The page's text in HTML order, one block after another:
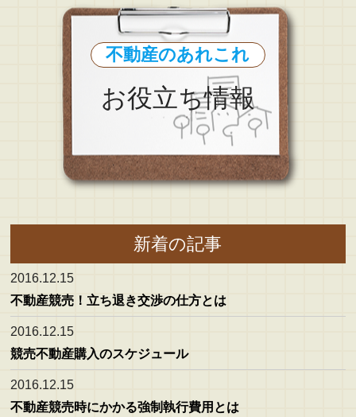
不動産のあれこれ
お役立ち情報
新着の記事
2016.12.15
不動産競売！立ち退き交渉の仕方とは
2016.12.15
競売不動産購入のスケジュール
2016.12.15
不動産競売時にかかる強制執行費用とは